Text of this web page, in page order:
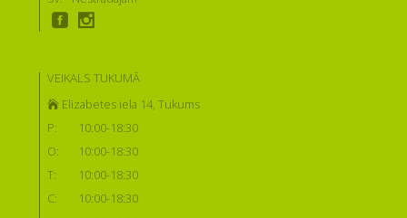
VEIKALS TUKUMĀ
Elizabetes iela 14, Tukums
P:
10:00-18:30
O:
10:00-18:30
T:
10:00-18:30
C:
10:00-18:30